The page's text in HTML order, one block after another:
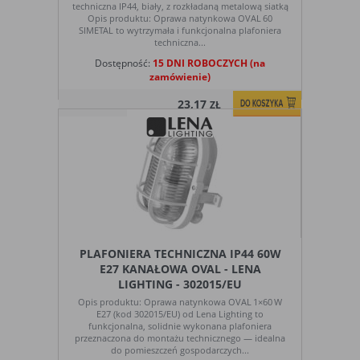
zrozumieć preferencje ich użytkowników
i poprzez analizę ulepszać i rozwijać
produkty i usługi. Zazwyczaj właściciel
witryny lub firma badawcza zbiera
anonimowo informacje i przetwarza
dane na temat trendów bez
identyfikowania danych osobowych
poszczególnych użytkowników
E. Rodzaje cookies ze względu na ingerencję w
prywatność użytkownika:
Opis
obejmuje cookies:
- niezbędne do poprawnego działania
witryny
- potrzebne do umożliwienia działania
działanie nie ma nic wspólnego ze
śledzeniem użytkownika
wykorzystywane do śledzenia
techniczna IP44, biały, z rozkładaną metalową siatką
Opis produktu: Oprawa natynkowa OVAL 60
SIMETAL to wytrzymała i funkcjonalna plafoniera
techniczna...
Dostępność: 15 DNI ROBOCZYCH (na
zamówienie)
23,17ZŁ
PLAFONIERA TECHNICZNA IP44 60W
E27 KANAŁOWA OVAL - LENA
LIGHTING - 302015/EU
Opis produktu: Oprawa natynkowa OVAL 1×60 W
E27 (kod 302015/EU) od Lena Lighting to
funkcjonalna, solidnie wykonana plafoniera
przeznaczona do montażu technicznego — idealna
do pomieszczeń gospodarczych...